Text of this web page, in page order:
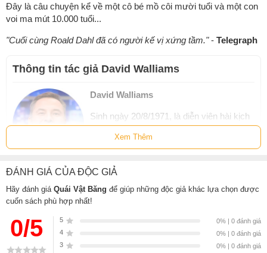
Đây là câu chuyện kể về một cô bé mồ côi mười tuổi và một con
voi ma mút 10.000 tuổi...
"Cuối cùng Roald Dahl đã có người kế vị xứng tầm."- Telegraph
Thông tin tác giả David Walliams
David Walliams
Sinh ngày 20/8/1971, là diễn viên hài kịch
và nhà văn thiếu nhi nổi tiếng người Anh.
Ông tốt nghiệp Đại học Bristol chuyên
từ chương trình hài kịch Little Britain của
đài BBC. Ông từng góp mặt trong nhiều bộ phim và chương
trình ti vi, trong đó có Doctor Who và Britain’s Got Talent.
Walliams xuất bản tác phẩm thiếu nhi đầu tiên vào năm 2008.
Kể từ đó đến nay, sách của ông đã được dịch ra 53 thứ tiếng
và bán được hơn 23 triệu bản trên toàn thế giới. Ông đã từng
giành 4 giải Specsavers National Book Awards qua các năm
Xem Thêm
ĐÁNH GIÁ CỦA ĐỘC GIẢ
Hãy đánh giá Quái Vật Băng để giúp những độc giả khác lựa chọn được
cuốn sách phù hợp nhất!
0/5 5
0% | 0 đánh giá
4
0% | 0 đánh giá
3
0% | 0 đánh giá